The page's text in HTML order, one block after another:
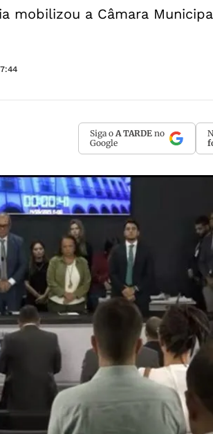
mobilizou a Câmara
Siga o A TARDE no
Google